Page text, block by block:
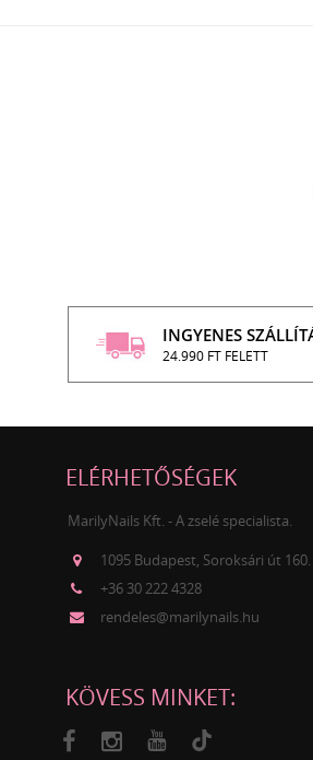
INGYENES
24.990 FT FELETT
ELÉRHETŐSÉGEK
MarilyNails Kft. - A zselé specialista.
1095 Budapest, Soroksári út 160.
+36 30 222 4328
rendeles@marilynails.hu
KÖVESS MINKET: